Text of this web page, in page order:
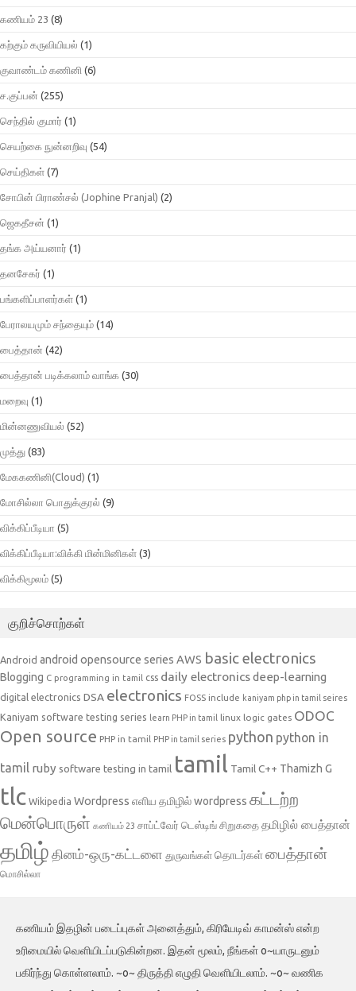
கணியம் 23 (8)
கற்கும் கருவியியல் (1)
குவாண்டம் கணினி (6)
ச.குப்பன் (255)
செந்தில் குமார் (1)
செயற்கை நுன்னறிவு (54)
செய்திகள் (7)
சோபின் பிராண்சல் (Jophine Pranjal) (2)
ஜெகதீசன் (1)
தங்க அய்யனார் (1)
தனசேகர் (1)
பங்களிப்பாளர்கள் (1)
பேராலயமும் சந்தையும் (14)
பைத்தான் (42)
பைத்தான் படிக்கலாம் வாங்க (30)
மறைவு (1)
மின்னணுவியல் (52)
முத்து (83)
மேககணினி(Cloud) (1)
மோசில்லா பொதுக்குரல் (9)
விக்கிப்பீடியா (5)
விக்கிப்பீடியா:விக்கி மின்மினிகள் (3)
விக்கிமூலம் (5)
குறிச்சொற்கள்
Android android opensource series AWS basic electronics
Blogging C programming in tamil css daily electronicsdeep-learning
digital electronics DSA electronics FOSS include kaniyam php in tamil seires
Kaniyam software testing series learn PHP in tamil linux logic gates ODOC
Open source PHP in tamil PHP in tamil series python python in
tamil ruby software testing in tamil tamil Tamil C++ Thamizh G
tlc Wikipedia Wordpress எளிய தமிழில் wordpress கட்டற்ற
மென்பொருள் கணியம் 23 சாப்ட்வேர் டெஸ்டிங் சிறுகதை தமிழில் பைத்தான்
தமிழ் தினம்-ஒரு-கட்டளை துருவங்கள் தொடர்கள்பைத்தான்
மொசில்லா
கணியம் இதழின் படைப்புகள் அனைத்தும், கிரியேடிவ் காமன்ஸ் என்ற
உரிமையில் வெளியிடப்படுகின்றன. இதன் மூலம், நீங்கள் o~யாருடனும்
பகிர்ந்து கொள்ளலாம். ~o~ திருத்தி எழுதி வெளியிடலாம். ~o~ வணிக